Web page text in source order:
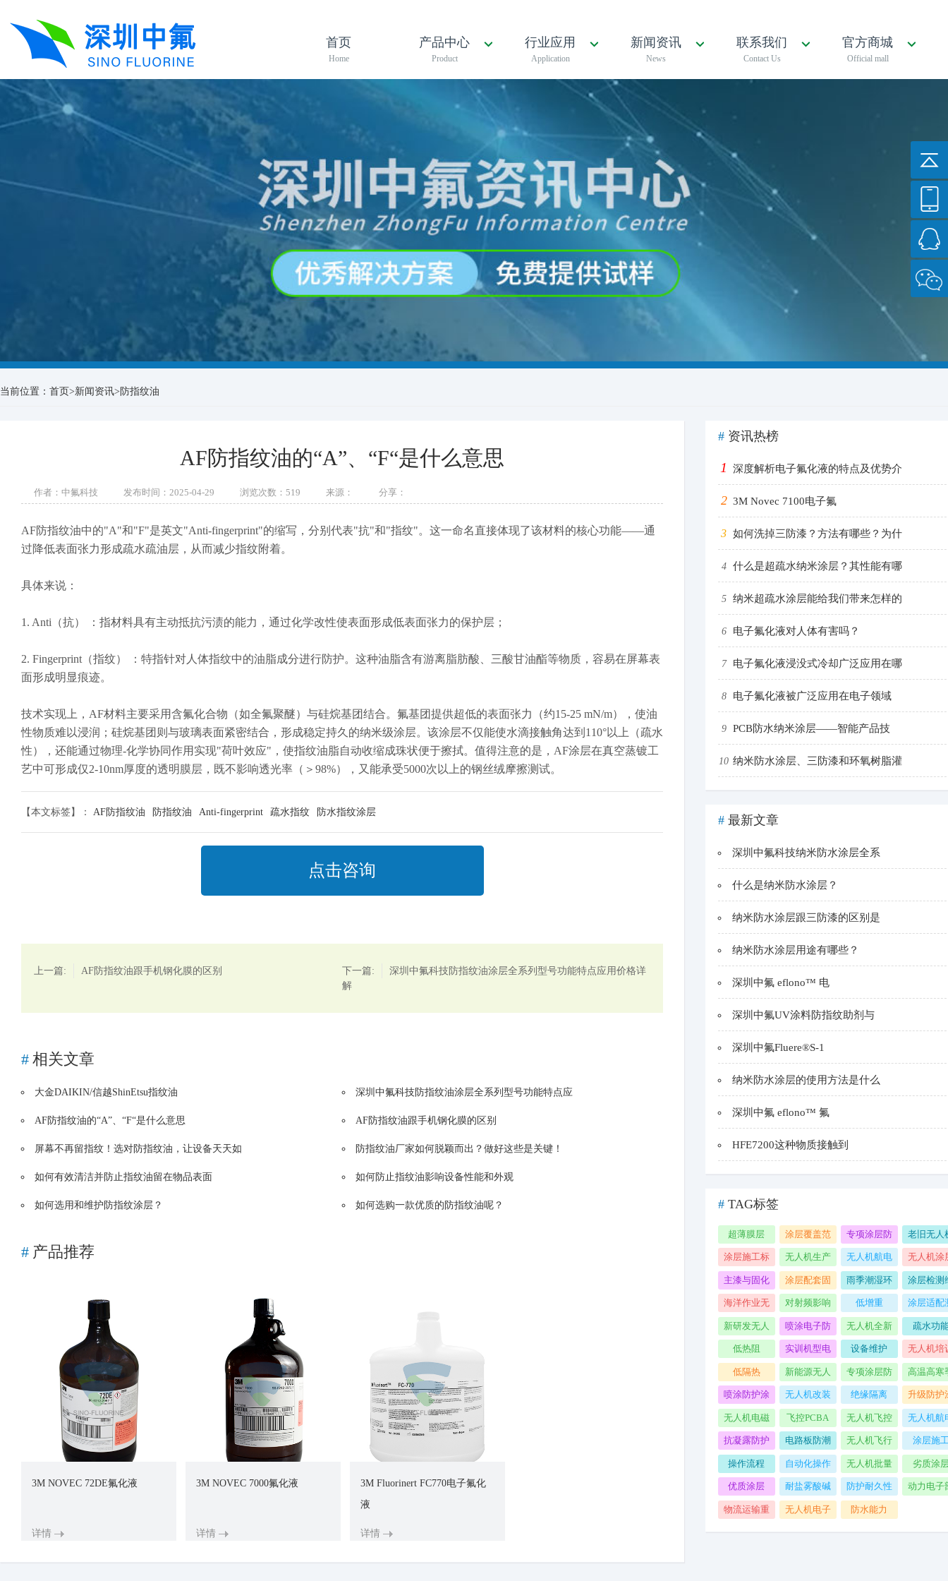
首页
Home
产品中心
Product
行业应用
Application
新闻资讯
News
联系我们
Contact Us
官方商城
Official mall
当前位置： 首页>新闻资讯> 防指纹油
AF防指纹油的“A”、“F“是什么意思
作者：中氟科技 发布时间：2025-04-29 浏览次数： 519 来源： 分享：
AF防指纹油中的"A"和"F"是英文"Anti-fingerprint"的缩写，分别代表"抗"和"指纹"。这一命名直接体现了该材料的核心功能——通
过降低表面张力形成疏水疏油层，从而减少指纹附着。
具体来说：
1. Anti（抗） ：指材料具有主动抵抗污渍的能力，通过化学改性使表面形成低表面张力的保护层；
2. Fingerprint（指纹） ：特指针对人体指纹中的油脂成分进行防护。这种油脂含有游离脂肪酸、三酸甘油酯等物质，容易在屏幕表
面形成明显痕迹。
技术实现上，AF材料主要采用含氟化合物（如全氟聚醚）与硅烷基团结合。氟基团提供超低的表面张力（约15-25 mN/m），使油
性物质难以浸润；硅烷基团则与玻璃表面紧密结合，形成稳定持久的纳米级涂层。该涂层不仅能使水滴接触角达到110°以上（疏水
性），还能通过物理-化学协同作用实现"荷叶效应"，使指纹油脂自动收缩成珠状便于擦拭。值得注意的是，AF涂层在真空蒸镀工
艺中可形成仅2-10nm厚度的透明膜层，既不影响透光率（＞98%），又能承受5000次以上的钢丝绒摩擦测试。
【本文标签】： AF防指纹油 防指纹油 Anti-fingerprint 疏水指纹 防水指纹涂层
点击咨询
上一篇: AF防指纹油跟手机钢化膜的区别 下一篇:
深圳中氟科技防指纹油涂层全系列型号功能特点应用价格详
解
# 相关文章
大金DAIKIN/信越ShinEtsu指纹油 深圳中氟科技防指纹油涂层全系列型号功能特点应
AF防指纹油的“A”、“F“是什么意思 AF防指纹油跟手机钢化膜的区别
屏幕不再留指纹！选对防指纹油，让设备天天如 防指纹油厂家如何脱颖而出？做好这些是关键！
如何有效清洁并防止指纹油留在物品表面 如何防止指纹油影响设备性能和外观
如何选用和维护防指纹涂层？ 如何选购一款优质的防指纹油呢？
# 产品推荐
3M NOVEC 72DE氟化液
详情
3M NOVEC 7000氟化液
详情
3M Fluorinert FC770电子氟化
液
详情
# 资讯热榜
1 深度解析电子氟化液的特点及优势介
2 3M Novec 7100电子氟
3 如何洗掉三防漆？方法有哪些？为什
4 什么是超疏水纳米涂层？其性能有哪
5 纳米超疏水涂层能给我们带来怎样的
6 电子氟化液对人体有害吗？
7 电子氟化液浸没式冷却广泛应用在哪
8 电子氟化液被广泛应用在电子领域
9 PCB防水纳米涂层——智能产品技
10 纳米防水涂层、三防漆和环氧树脂灌
# 最新文章
深圳中氟科技纳米防水涂层全系
什么是纳米防水涂层？
纳米防水涂层跟三防漆的区别是
纳米防水涂层用途有哪些？
深圳中氟 eflono™ 电
深圳中氟UV涂料防指纹助剂与
深圳中氟Fluere®S-1
纳米防水涂层的使用方法是什么
深圳中氟 eflono™ 氟
HFE7200这种物质接触到
# TAG标签
超薄膜层
涂层覆盖范
围
专项涂层防
护检测
老旧无人
翻新
涂层施工标
准周期
无人机生产
线
无人机航电
板卡
无人机涂
局部损
主漆与固化
剂配比
涂层配套固
化剂
雨季潮湿环
境无人机
涂层检测
护
海洋作业无
人机
对射频影响
小
低增重
涂层适配
试
新研发无人
机样机
喷涂电子防
护涂层
无人机全新
出厂
疏水功
低热阻
实训机型电
路板
设备维护 无人机培
低隔热
新能源无人
机
专项涂层防
护处理
高温高寒
节作业
喷涂防护涂
层
无人机改装
升级
绝缘隔离
升级防护
层
无人机电磁
干扰
飞控PCBA
无人机飞控
系统专用防
护涂层
无人机航
系统
抗凝露防护 电路板防潮
无人机飞行
使用
涂层施
操作流程
自动化操作
方法
无人机批量
涂层施工
劣质涂
优质涂层 耐盐雾酸碱 防护耐久性
动力电子
物流运输重
无人机电子
防水能力